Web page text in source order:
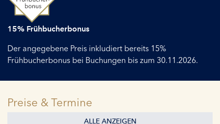
15% Frühbucherbonus
Der angegebene Preis inkludiert bereits 15%
Frühbucherbonus bei Buchungen bis zum 30.11.2026.
Preise & Termine
ALLE ANZEIGEN